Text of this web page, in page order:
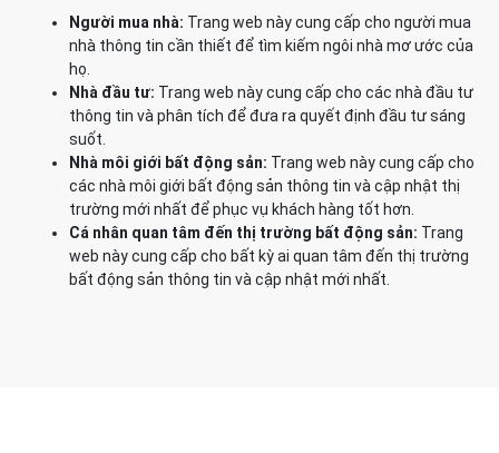
Người mua nhà: Trang web này cung cấp cho người mua
nhà thông tin cần thiết để tìm kiếm ngôi nhà mơ ước của
họ.
Nhà đầu tư: Trang web này cung cấp cho các nhà đầu tư
thông tin và phân tích để đưa ra quyết định đầu tư sáng
suốt.
Nhà môi giới bất động sản: Trang web này cung cấp cho
các nhà môi giới bất động sản thông tin và cập nhật thị
trường mới nhất để phục vụ khách hàng tốt hơn.
Cá nhân quan tâm đến thị trường bất động sản: Trang
web này cung cấp cho bất kỳ ai quan tâm đến thị trường
bất động sản thông tin và cập nhật mới nhất.